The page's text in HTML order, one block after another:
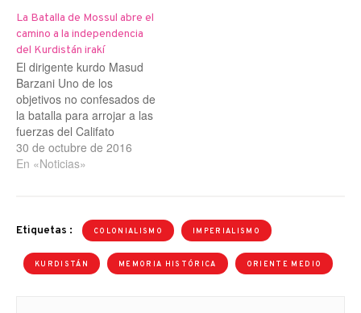
La Batalla de Mossul abre el
camino a la independencia
del Kurdistán irakí
El dirigente kurdo Masud
Barzani Uno de los
objetivos no confesados de
la batalla para arrojar a las
fuerzas del Califato
Islámico de la ciudad irakí
de Mossul es abrir al
Plan Yinon por el cual el…
30 de octubre de 2016
En «Noticias»
Etiquetas : COLONIALISMO IMPERIALISMO
KURDISTÁN MEMORIA HISTÓRICA ORIENTE MEDIO